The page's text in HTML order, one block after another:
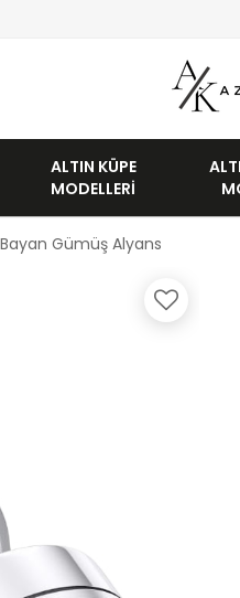
ALTIN KÜPE
MODELLERI
Gümüş Alyans